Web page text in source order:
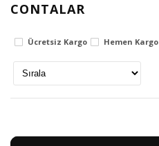
CONTALAR
Ücretsiz Kargo Hemen Kargo